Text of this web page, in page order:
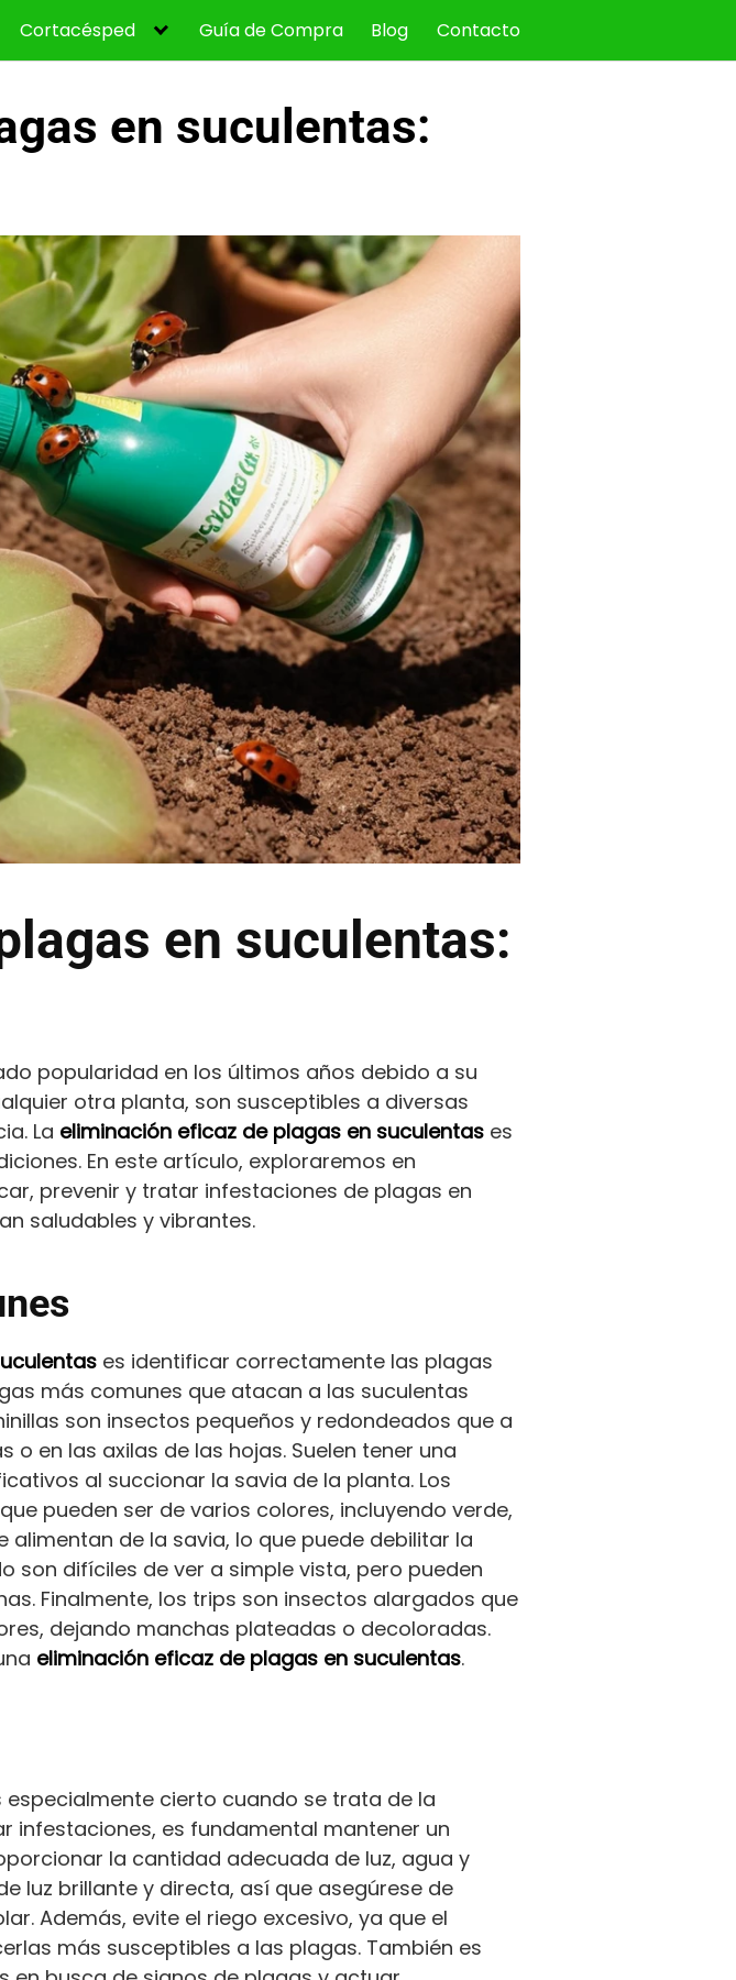
Cortacésped Guía de Compra Blog Contacto
en suculentas:
en suculentas:
popularidad en los últimos años debido a su
otra planta, son susceptibles a diversas
La eliminación eficaz de plagas en suculentas es
En este artículo, exploraremos en
prevenir y tratar infestaciones de plagas en
saludables y vibrantes.
es identificar correctamente las plagas
más comunes que atacan a las suculentas
son insectos pequeños y redondeados que a
en las axilas de las hojas. Suelen tener una
al succionar la savia de la planta. Los
pueden ser de varios colores, incluyendo verde,
de la savia, lo que puede debilitar la
son difíciles de ver a simple vista, pero pueden
Finalmente, los trips son insectos alargados que
dejando manchas plateadas o decoloradas.
eliminación eficaz de plagas en suculentas.
especialmente cierto cuando se trata de la
infestaciones, es fundamental mantener un
la cantidad adecuada de luz, agua y
luz brillante y directa, así que asegúrese de
Además, evite el riego excesivo, ya que el
más susceptibles a las plagas. También es